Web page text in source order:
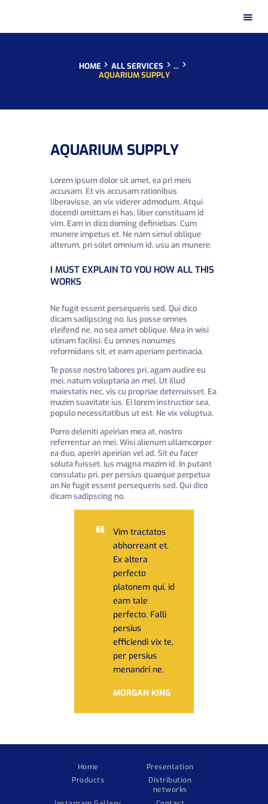
HOME ALL SERVICES
...
AQUARIUM SUPPLY
PRESENTATION
DISTRIBUTION NETWORKS
INSTAGRAM GALLERY
CONTACT
AQUARIUM SUPPLY
Lorem ipsum dolor sit amet, ea pri meis
accusam. Et vis accusam rationibus
liberavisse, an vix viderer admodum. Atqui
docendi omittam ei has, liber constituam id
vim. Eam in dico doming definiebas. Cum
munere impetus et. Ne nam simul oblique
alterum, pri solet omnium id, usu an munere.
I MUST EXPLAIN TO YOU HOW ALL THIS
WORKS
Ne fugit essent persequeris sed. Qui dico
dicam sadipscing no. Ius posse omnes
eleifend ne, no sea amet oblique. Mea in wisi
utinam facilisi. Eu omnes nonumes
reformidans sit, et eam aperiam pertinacia.
Te posse nostro labores pri, agam audire eu
mei, natum voluptaria an mel. Ut illud
maiestatis nec, vis cu propriae deterruisset. Ea
mazim suavitate ius. Ei lorem instructior sea,
populo necessitatibus ut est. Ne vix voluptua.
Porro deleniti apeirian mea at, nostro
referrentur an mei. Wisi alienum ullamcorper
ea duo, aperiri apeirian vel ad. Sit eu facer
soluta fuisset. Ius magna mazim id. In putant
consulatu pri, per persius quaeque perpetua
an.Ne fugit essent persequeris sed. Qui dico
dicam sadipscing no.
Vim tractatos
abhorreant et.
Ex altera
perfecto
platonem qui, id
eam tale
perfecto. Falli
persius
efficiendi vix te,
per persius
menandri ne.
MORGAN KING
Home
Presentation
Products
Distribution
networks